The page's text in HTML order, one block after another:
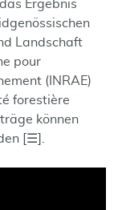
Ergebnis
Landschaft
pour
(INRAE)
forestière
können
[☰].